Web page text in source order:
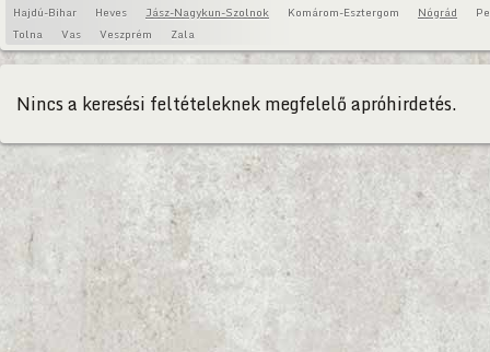
Hajdú-Bihar
Heves Jász-Nagykun-Szolnok Komárom-Esztergom Nógrád
Tolna
Vas Veszprém Zala
Nincs a keresési feltételeknek megfelelő apróhirdetés.